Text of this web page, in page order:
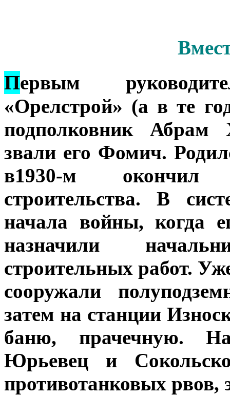
Первым
«Орелстрой» (а в те
подполковник Абрам
звали его Фомич.
в1930-м окончил
строительства. В
начала войны, когда
назначили
строительных работ.
сооружали
затем на станции
баню, прачечную.
Юрьевец и
противотанковых рвов,